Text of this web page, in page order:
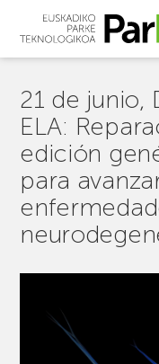
21 de junio,
ELA:
edición
para